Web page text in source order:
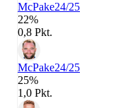
McPake24/25
22%
0,8 Pkt.
McPake24/25
25%
1,0 Pkt.